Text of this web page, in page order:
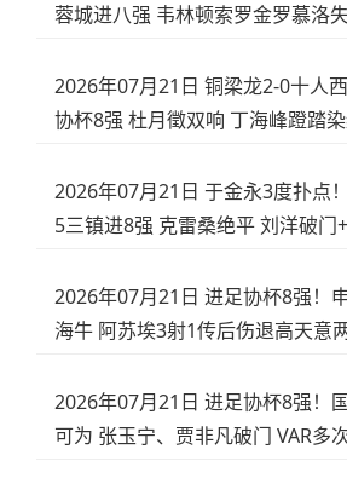
蓉城进八强 韦林顿索罗金罗慕洛
2026年07月21日 铜梁龙2-0十人
协杯8强 杜月徵双响 丁海峰蹬踏
2026年07月21日 于金永3度扑点
5三镇进8强 克雷桑绝平 刘洋破门
2026年07月21日 进足协杯8强！
海牛 阿苏埃3射1传后伤退高天意
2026年07月21日 进足协杯8强！
可为 张玉宁、贾非凡破门 VAR多